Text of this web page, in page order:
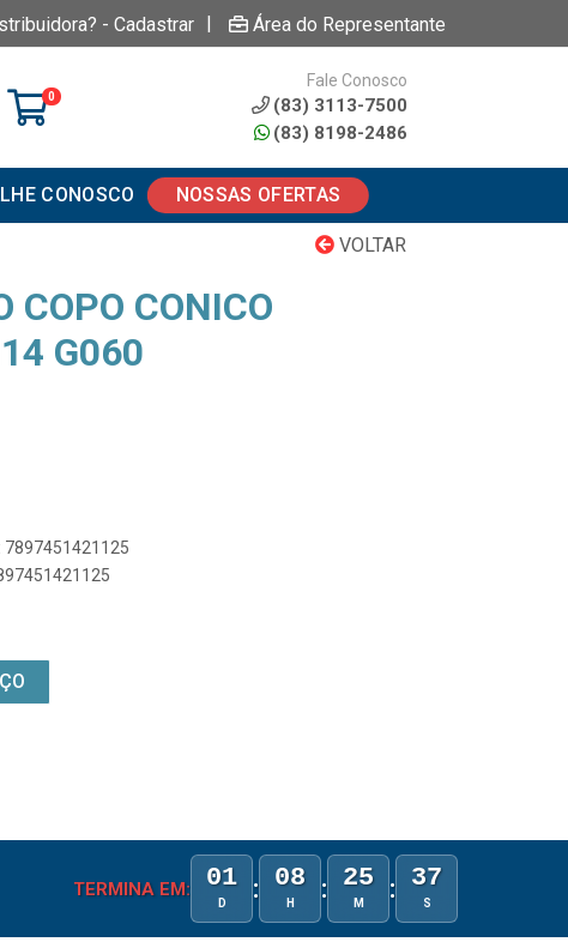
- Cadastrar | Área do Representante
0
Fale Conosco
(83) 3113-7500
(83) 8198-2486
CONOSCO NOSSAS OFERTAS
VOLTAR
COPO CONICO
G060
7897451421125
TERMINA EM: 01
D : 08
H : 25
M : 36
S